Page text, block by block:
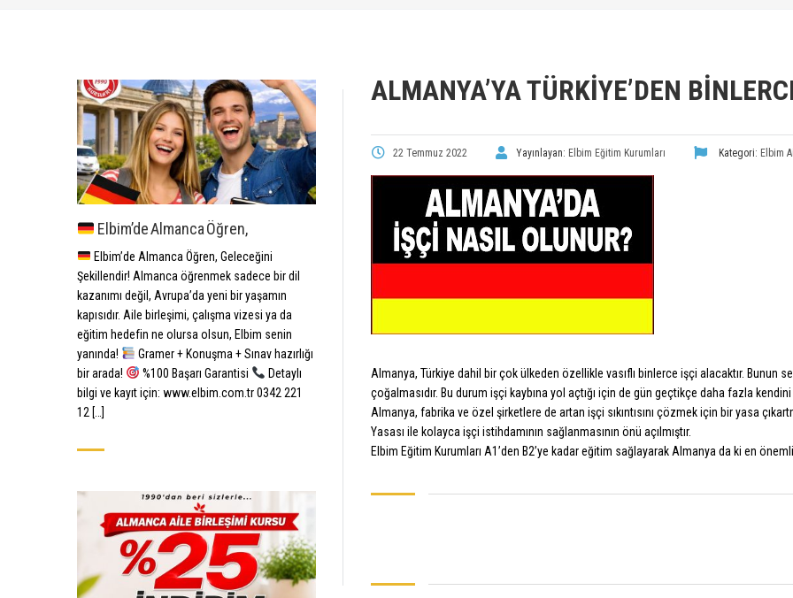
ALMANYA’YA TÜRKIYE’DEN
22 Temmuz 2022 Yayınlayan: Elbim Eğitim Kurumları Kategori: Elbim
Almanya, Türkiye dahil bir çok ülkeden özellikle vasıflı binlerce işçi alacaktır. Bunun
çoğalmasıdır. Bu durum işçi kaybına yol açtığı için de gün geçtikçe daha fazla
Almanya, fabrika ve özel şirketlere de artan işçi sıkıntısını çözmek için bir yasa
Yasası ile kolayca işçi istihdamının sağlanmasının önü açılmıştır.
Elbim Eğitim Kurumları A1’den B2’ye kadar eğitim sağlayarak Almanya da ki en
Elbim’de Almanca Öğren,
Elbim’de Almanca Öğren, Geleceğini
Şekillendir! Almanca öğrenmek sadece bir dil
kazanımı değil, Avrupa’da yeni bir yaşamın
kapısıdır. Aile birleşimi, çalışma vizesi ya da
eğitim hedefin ne olursa olsun, Elbim senin
yanında!
Gramer + Konuşma + Sınav hazırlığı
bir arada!
%100 Başarı Garantisi
Detaylı
bilgi ve kayıt için: www.elbim.com.tr 0342 221
12 […]